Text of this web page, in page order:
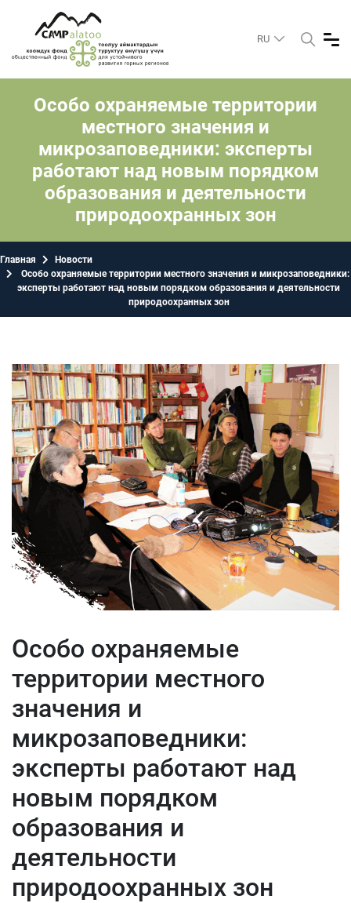
RU
Особо охраняемые территории
местного значения и
микрозаповедники: эксперты
работают над новым порядком
образования и деятельности
природоохранных зон
Главная
Новости
Особо охраняемые территории местного значения и микрозаповедники:
эксперты работают над новым порядком образования и деятельности
природоохранных зон
Особо охраняемые
территории местного
значения и
микрозаповедники:
эксперты работают над
новым порядком
образования и
деятельности
природоохранных зон